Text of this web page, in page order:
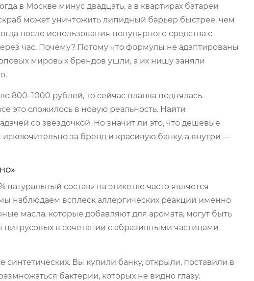
в Москве минус двадцать, а в квартирах батареи
может уничтожить липидный барьер быстрее, чем
после использования популярного средства с
час. Почему? Потому что формулы не адаптированы
мировых брендов ушли, а их нишу заняли
800–1000 рублей, то сейчас планка поднялась.
это сложилось в новую реальность. Найти
со звездочкой. Но значит ли это, что дешевые
за бренд и красивую банку, а внутри —
состав» на этикетке часто является
наблюдаем всплеск аллергических реакций именно
масла, которые добавляют для аромата, могут быть
в сочетании с абразивными частицами
синтетических. Вы купили банку, открыли, поставили в
бактерии, которых не видно глазу.